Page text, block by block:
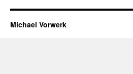
Michael Vorwerk